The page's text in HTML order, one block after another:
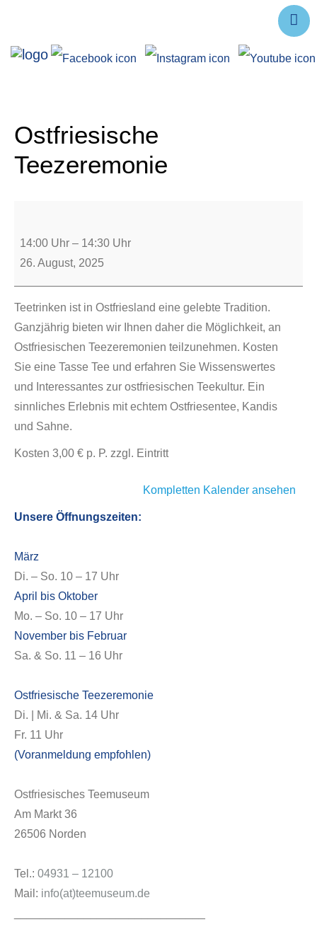
Forschung
Service
Ostfriesische
Teezeremonie
14:00 Uhr – 14:30 Uhr
26. August, 2025
Teetrinken ist in Ostfriesland eine gelebte Tradition.
Ganzjährig bieten wir Ihnen daher die Möglichkeit, an
Ostfriesischen Teezeremonien teilzunehmen. Kosten
Sie eine Tasse Tee und erfahren Sie Wissenswertes
und Interessantes zur ostfriesischen Teekultur. Ein
sinnliches Erlebnis mit echtem Ostfriesentee, Kandis
und Sahne.
Kosten 3,00 € p. P. zzgl. Eintritt
Kompletten Kalender ansehen
Unsere Öffnungszeiten:
März
Di. – So. 10 – 17 Uhr
April bis Oktober
Mo. – So. 10 – 17 Uhr
November bis Februar
Sa. & So. 11 – 16 Uhr
Ostfriesische Teezeremonie
Di. | Mi. & Sa. 14 Uhr
Fr. 11 Uhr
(Voranmeldung empfohlen)
Ostfriesisches Teemuseum
Am Markt 36
26506 Norden
Tel.: 04931 – 12100
Mail: info(at)teemuseum.de